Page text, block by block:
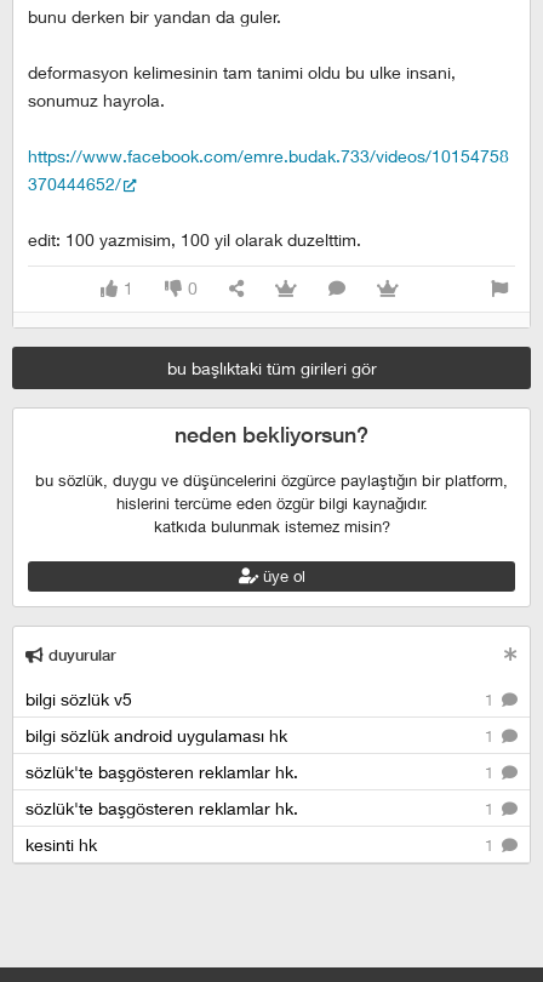
bunu derken bir yandan da guler.
deformasyon kelimesinin tam tanimi oldu bu ulke insani,
sonumuz hayrola.
https://www.facebook.com/emre.budak.733/videos/10154758
370444652/
edit: 100 yazmisim, 100 yil olarak duzelttim.
1 0
bu başlıktaki tüm girileri gör
neden bekliyorsun?
bu sözlük, duygu ve düşüncelerini özgürce paylaştığın bir platform,
hislerini tercüme eden özgür bilgi kaynağıdır.
katkıda bulunmak istemez misin?
üye ol
duyurular
1
bilgi sözlük v5
1
bilgi sözlük android uygulaması hk
1
sözlük'te başgösteren reklamlar hk.
1
sözlük'te başgösteren reklamlar hk.
1
kesinti hk